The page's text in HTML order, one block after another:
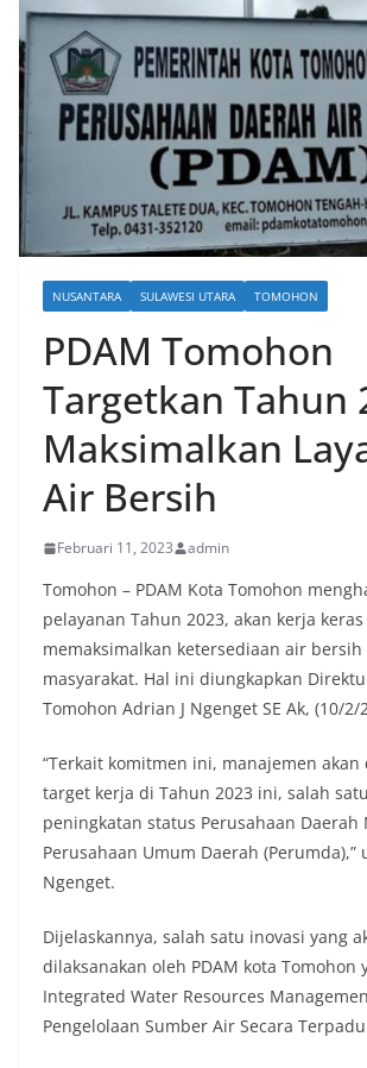
NUSANTARA SULAWESI UTARA TOMOHON
PDAM Tomohon
Targetkan Tahun
Maksimalkan
Air Bersih
Februari 11, 2023 admin
Tomohon – PDAM Kota Tomohon
pelayanan Tahun 2023, akan kerja
memaksimalkan ketersediaan air bersih
masyarakat. Hal ini diungkapkan
Tomohon Adrian J Ngenget SE Ak, (10/2/
“Terkait komitmen ini, manajemen akan
target kerja di Tahun 2023 ini, salah
peningkatan status Perusahaan Daerah
Perusahaan Umum Daerah (Perumda),”
Ngenget.
Dijelaskannya, salah satu inovasi yang
dilaksanakan oleh PDAM kota Tomohon
Integrated Water Resources
Pengelolaan Sumber Air Secara